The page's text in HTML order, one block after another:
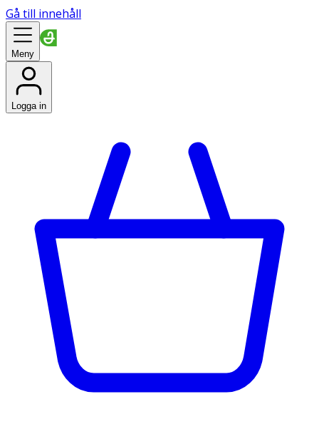
Gå till innehåll
Meny
Logga in